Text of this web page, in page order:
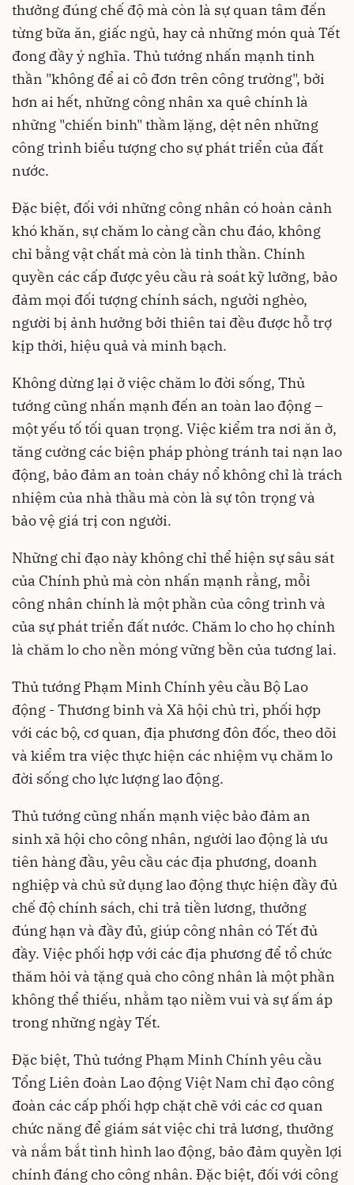
thưởng đúng chế độ mà còn là sự quan tâm đến
từng bữa ăn, giấc ngủ, hay cả những món quà Tết
đong đầy ý nghĩa. Thủ tướng nhấn mạnh tinh
thần "không để ai cô đơn trên công trường", bởi
hơn ai hết, những công nhân xa quê chính là
những "chiến binh" thầm lặng, dệt nên những
công trình biểu tượng cho sự phát triển của đất
nước.
Đặc biệt, đối với những công nhân có hoàn cảnh
khó khăn, sự chăm lo càng cần chu đáo, không
chỉ bằng vật chất mà còn là tinh thần. Chính
quyền các cấp được yêu cầu rà soát kỹ lưỡng, bảo
đảm mọi đối tượng chính sách, người nghèo,
người bị ảnh hưởng bởi thiên tai đều được hỗ trợ
kịp thời, hiệu quả và minh bạch.
Không dừng lại ở việc chăm lo đời sống, Thủ
tướng cũng nhấn mạnh đến an toàn lao động –
một yếu tố tối quan trọng. Việc kiểm tra nơi ăn ở,
tăng cường các biện pháp phòng tránh tai nạn lao
động, bảo đảm an toàn cháy nổ không chỉ là trách
nhiệm của nhà thầu mà còn là sự tôn trọng và
bảo vệ giá trị con người.
Những chỉ đạo này không chỉ thể hiện sự sâu sát
của Chính phủ mà còn nhấn mạnh rằng, mỗi
công nhân chính là một phần của công trình và
của sự phát triển đất nước. Chăm lo cho họ chính
là chăm lo cho nền móng vững bền của tương lai.
Thủ tướng Phạm Minh Chính yêu cầu Bộ Lao
động - Thương binh và Xã hội chủ trì, phối hợp
với các bộ, cơ quan, địa phương đôn đốc, theo dõi
và kiểm tra việc thực hiện các nhiệm vụ chăm lo
đời sống cho lực lượng lao động.
Thủ tướng cũng nhấn mạnh việc bảo đảm an
sinh xã hội cho công nhân, người lao động là ưu
tiên hàng đầu, yêu cầu các địa phương, doanh
nghiệp và chủ sử dụng lao động thực hiện đầy đủ
chế độ chính sách, chi trả tiền lương, thưởng
đúng hạn và đầy đủ, giúp công nhân có Tết đủ
đầy. Việc phối hợp với các địa phương để tổ chức
thăm hỏi và tặng quà cho công nhân là một phần
không thể thiếu, nhằm tạo niềm vui và sự ấm áp
trong những ngày Tết.
Đặc biệt, Thủ tướng Phạm Minh Chính yêu cầu
Tổng Liên đoàn Lao động Việt Nam chỉ đạo công
đoàn các cấp phối hợp chặt chẽ với các cơ quan
chức năng để giám sát việc chi trả lương, thưởng
và nắm bắt tình hình lao động, bảo đảm quyền lợi
chính đáng cho công nhân. Đặc biệt, đối với công